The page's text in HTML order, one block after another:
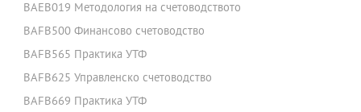
BAEB019 Методология на счетоводството
BAFB500 Финансово счетоводство
BAFB565 Практика УТФ
BAFB625 Управленско счетоводство
BAFB669 Практика УТФ